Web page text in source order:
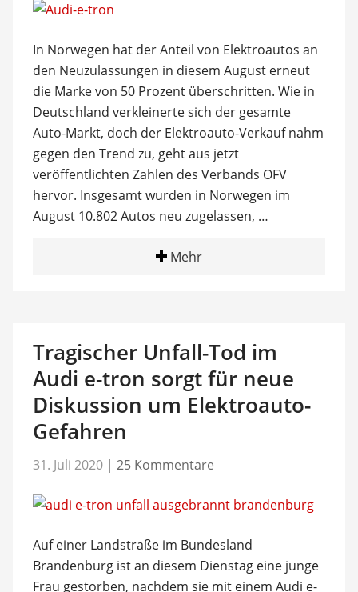
In Norwegen hat der Anteil von Elektroautos an
den Neuzulassungen in diesem August erneut
die Marke von 50 Prozent überschritten. Wie in
Deutschland verkleinerte sich der gesamte
Auto-Markt, doch der Elektroauto-Verkauf nahm
gegen den Trend zu, geht aus jetzt
veröffentlichten Zahlen des Verbands OFV
hervor. Insgesamt wurden in Norwegen im
August 10.802 Autos neu zugelassen, …
Mehr
Tragischer Unfall-Tod im
Audi e-tron sorgt für neue
Diskussion um Elektroauto-
Gefahren
31. Juli 2020 | 25 Kommentare
Auf einer Landstraße im Bundesland
Brandenburg ist an diesem Dienstag eine junge
Frau gestorben, nachdem sie mit einem Audi e-